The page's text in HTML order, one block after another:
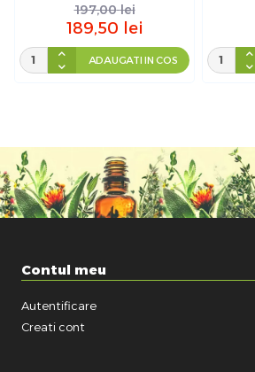
197,00 lei
189,50 lei
ADAUGATI IN COS
Contul meu
Autentificare
Creati cont